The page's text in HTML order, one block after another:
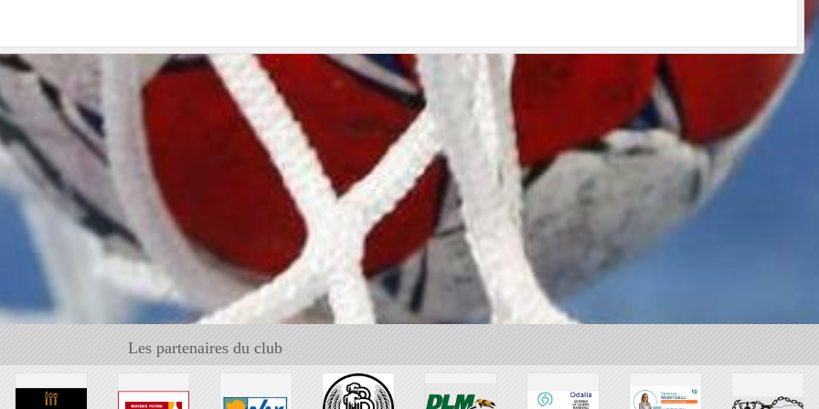
Les partenaires du club